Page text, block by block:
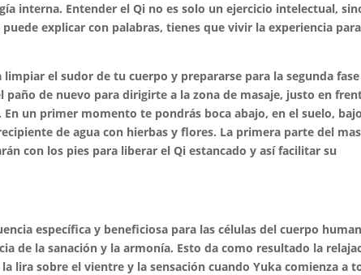
interna. Entender el Qi no es solo un ejercicio intelectual,
explicar con palabras, tienes que vivir la experiencia para
el sudor de tu cuerpo y prepararse para la segunda
de nuevo para dirigirte a la zona de masaje, justo en
un primer momento te pondrás boca abajo, en el suelo,
de agua con hierbas y flores. La primera parte del
con los pies para liberar el Qi estancado y así facilitar su
específica y beneficiosa para las células del cuerpo
de la sanación y la armonía. Esto da como resultado la
lira sobre el vientre y la sensación cuando Yuka comienza a